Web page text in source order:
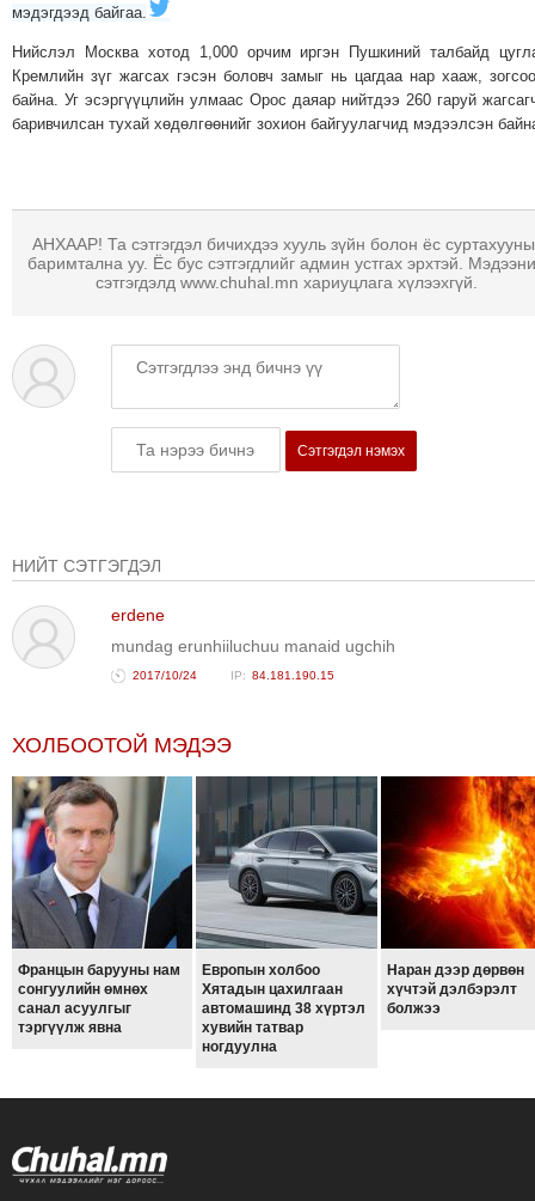
ТОЙРОНД
"ЖИ
ТАЙМ"ЫН
ЭРГЭН
ЭРГЭН
ТОДОТГОЛЫН
ЭРГЭН
ТОЙРОНД
29
СУРГУУЛИЙН
ЭРГЭН
ХУУЛИЙН
ЭРГЭН
ТОЙРОНД
ЕРӨНХИЙЛӨГЧИЙН
СОНГУУЛЬ-2017
мэдэгдээд байгаа.
Нийслэл Москва хотод 1,000 орчим иргэн Пушкиний талбайд
Кремлийн зүг жагсах гэсэн боловч замыг нь цагдаа нар хааж,
байна. Уг эсэргүүцлийн улмаас Орос даяар нийтдээ 260 гаруй
баривчилсан тухай хөдөлгөөнийг зохион байгуулагчид мэдээлсэн
АНХААР! Та сэтгэгдэл бичихдээ хууль зүйн болон ёс
баримтална уу. Ёс бус сэтгэгдлийг админ устгах эрхтэй.
сэтгэгдэлд www.chuhal.mn хариуцлага хүлээхгүй.
Сэтгэгдэл нэмэх
НИЙТ СЭТГЭГДЭЛ
erdene
mundag erunhiiluchuu manaid ugchih
2017/10/24 84.181.190.15
ХОЛБООТОЙ МЭДЭЭ
Францын барууны нам
сонгуулийн өмнөх
санал асуулгыг
тэргүүлж явна
Европын холбоо
Хятадын цахилгаан
автомашинд 38 хүртэл
хувийн татвар
ногдуулна
Наран дээр дөрвөн
хүчтэй дэлбэрэлт
болжээ